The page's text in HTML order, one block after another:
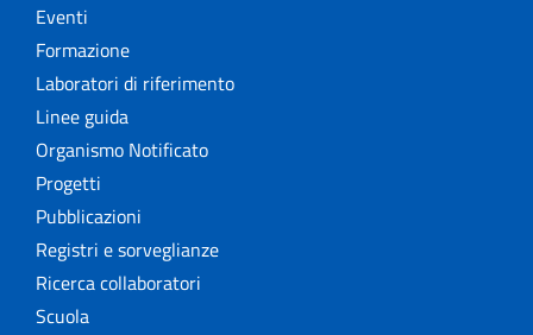
Eventi
Formazione
Laboratori di riferimento
Linee guida
Organismo Notificato
Progetti
Pubblicazioni
Registri e sorveglianze
Ricerca collaboratori
Scuola